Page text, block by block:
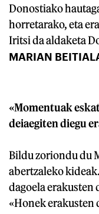
Donostiako
horretarako, eta
Iritsi da aldaketa
MARIAN
«Momentuak
deiaegiten diegu
Bildu zoriondu du
abertzaleko
dagoela erakusten
«Honek erakusten